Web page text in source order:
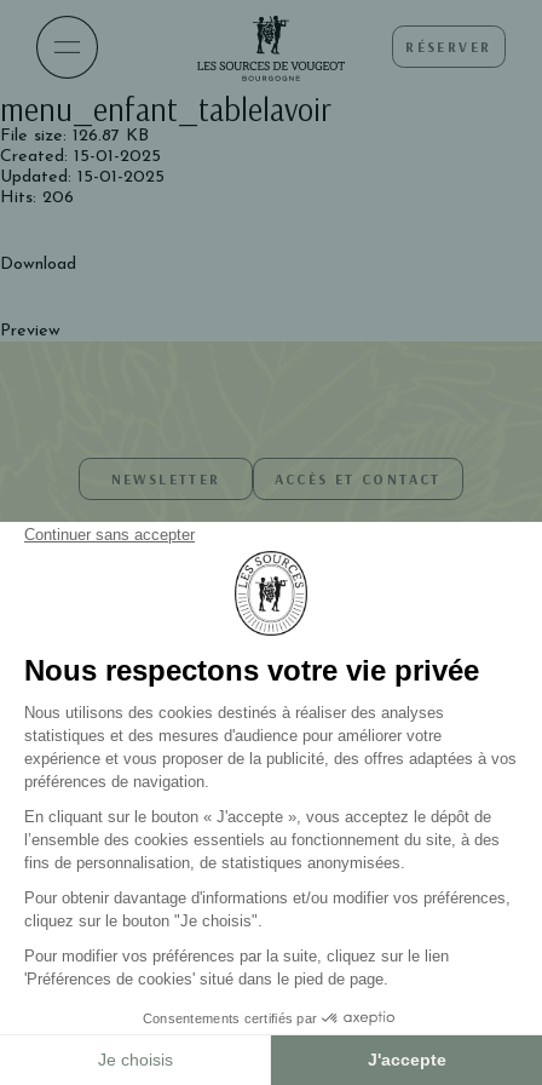
RÉSERVER
menu_enfant_tablelavoir
File size: 126.87 KB
Created: 15-01-2025
Updated: 15-01-2025
Hits: 206
Download
Preview
NEWSLETTER ACCÈS ET CONTACT
21640 GILLY-LÈS-CÎTEAUX
+33(0)3 80 23 22 22
LES SOURCES DE CAUDALIEPALACE ET 3 CLEFS
MICHELIN
LES SOURCES DE CHEVERNY
LES SOURCES DE VOUGEOTHÔTEL 5 ÉTOILES
CARRIÈRES
AGENCES DE VOYAGES
BLOG
PRESSE
FAQ
CGV
MENTIONS LÉGALES ET DONNÉES